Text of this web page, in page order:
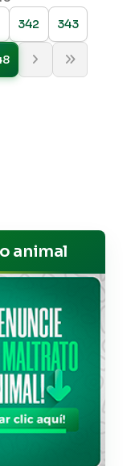
342 343
animal